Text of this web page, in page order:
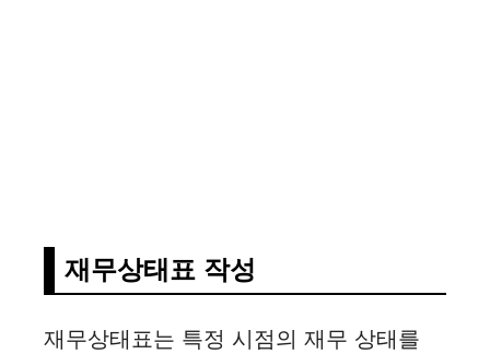
재무상태표 작성
재무상태표는 특정 시점의 재무 상태를